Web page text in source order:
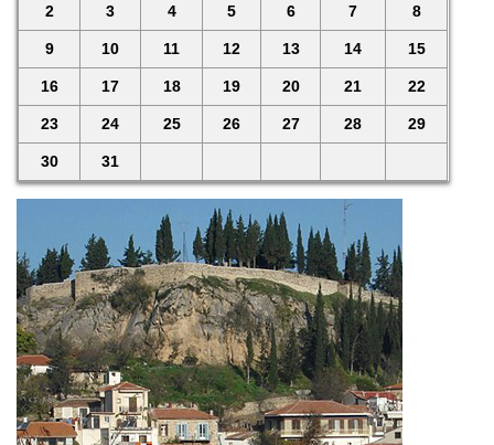
2 3 4 5 6 7 8
9 10 11 12 13 14 15
16 17 18 19 20 21 22
23 24 25 26 27 28 29
30 31